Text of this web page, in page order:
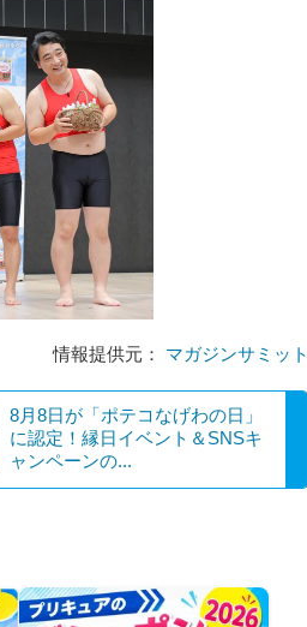
情報提供元： マガジンサミット
8月8日が「ポテコなげわの日」
に認定！縁日イベント＆SNSキ
ャンペーンの...